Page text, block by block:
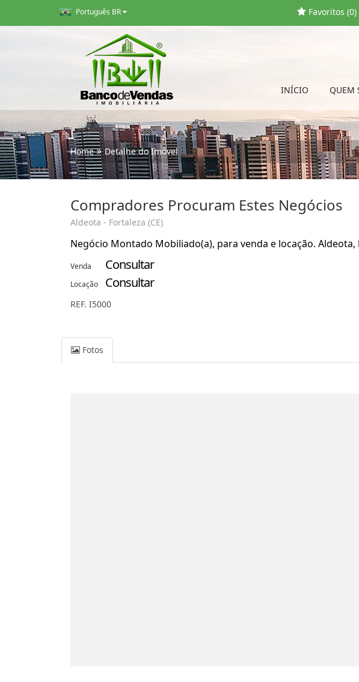
Português BR Favoritos (0)
INÍCIO QUEM
Home Detalhe do Imóvel
Compradores Procuram Estes Negócios
Aldeota - Fortaleza (CE)
Negócio Montado Mobiliado(a), para venda e locação. Aldeota,
Venda Consultar
Locação Consultar
REF. I5000
Fotos